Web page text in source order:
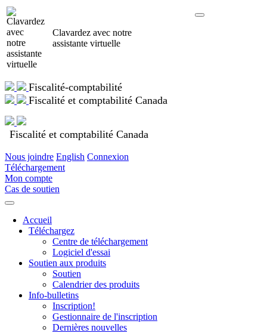
Clavardez avec notre
assistante virtuelle
Fiscalité-comptabilité
Fiscalité et comptabilité Canada
Fiscalité et comptabilité Canada
Nous joindre English Connexion
Téléchargement
Mon compte
Cas de soutien
Accueil
Téléchargez
Centre de téléchargement
Logiciel d'essai
Soutien aux produits
Soutien
Calendrier des produits
Info-bulletins
Inscription!
Gestionnaire de l'inscription
Dernières nouvelles